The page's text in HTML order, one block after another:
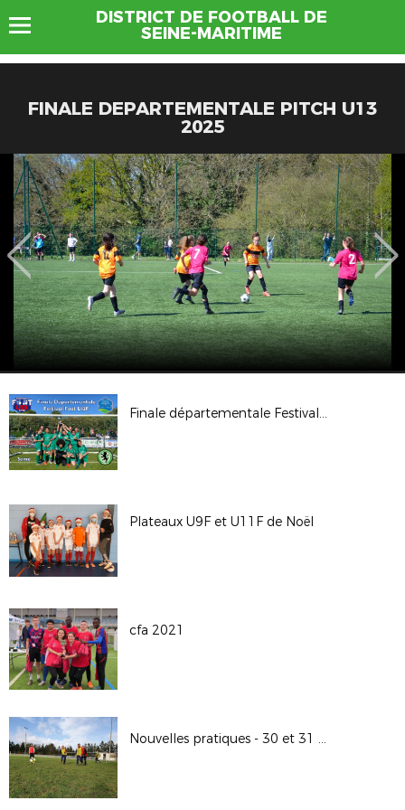
DISTRICT DE FOOTBALL DE
SEINE-MARITIME
FINALE DEPARTEMENTALE PITCH U13
2025
Finale départementale Festival Foot U13
Plateaux U9F et U11F de Noël
cfa 2021
Nouvelles pratiques - 30 et 31 janvier 2021